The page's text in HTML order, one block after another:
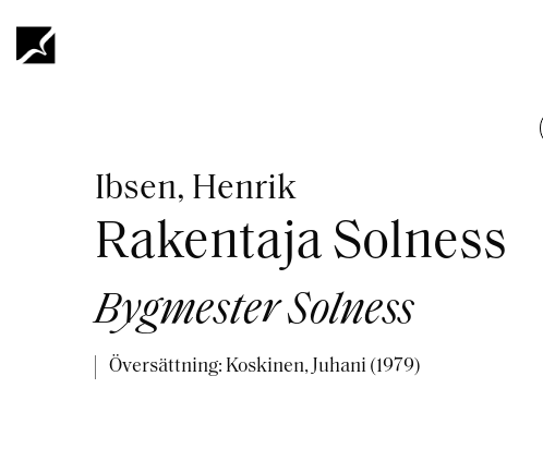
till
huvudinnehåll
Ibsen, Henrik
Rakentaja Solness
Bygmester Solness
Översättning: Koskinen, Juhani (1979)